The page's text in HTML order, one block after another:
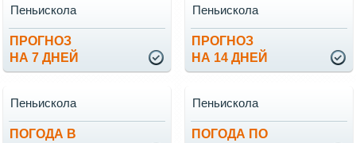
ПРОГНОЗ
НА 7 ДНЕЙ
Пеньискола
ПРОГНОЗ
НА 14 ДНЕЙ
Пеньискола
ПОГОДА В
Пеньискола
ПОГОДА ПО
Пеньискола